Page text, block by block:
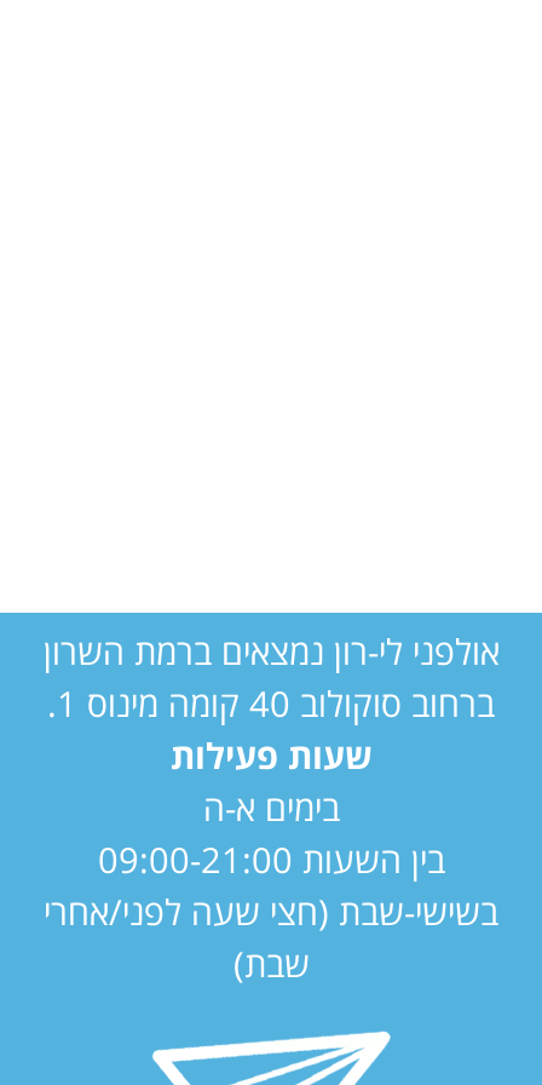
אולפני לי-רון נמצאים ברמת השרון
ברחוב סוקולוב 40 קומה מינוס 1.
שעות פעילות
בימים א-ה
בין השעות 09:00-21:00
בשישי-שבת (חצי שעה לפני/אחרי
שבת)